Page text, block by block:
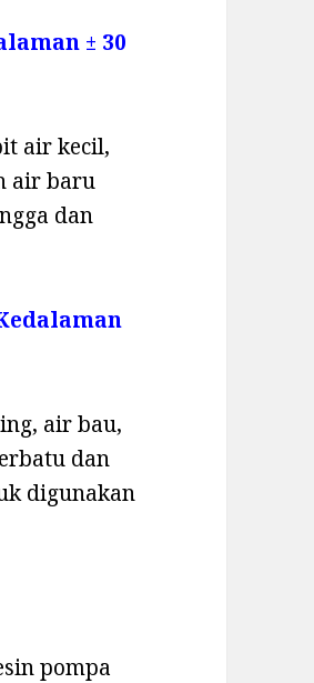
± 30
air kecil,
air baru
dan
air bau,
dan
digunakan
pompa